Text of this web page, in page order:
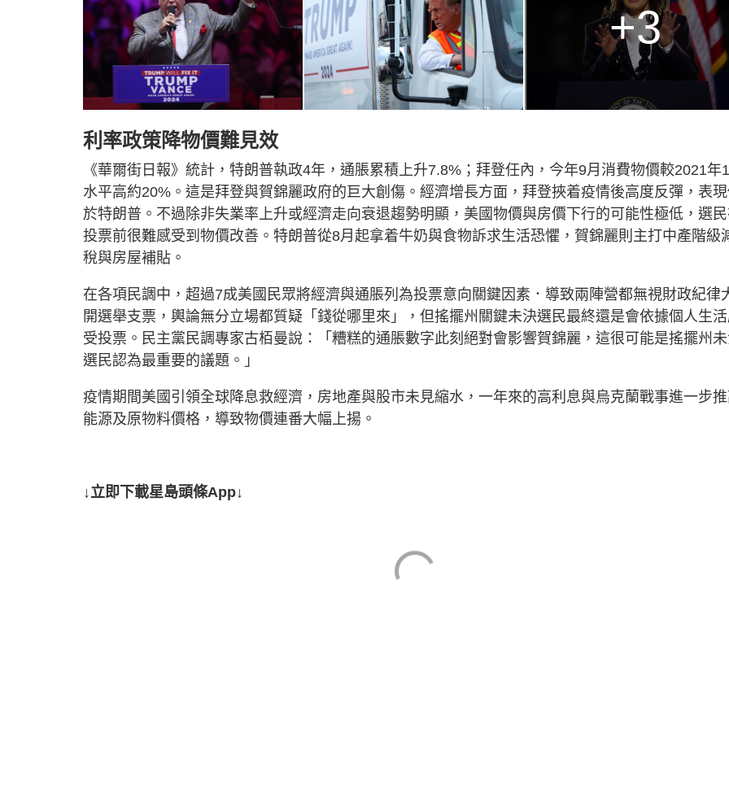
+3
利率政策降物價難見效
《華爾街日報》統計，特朗普執政4年，通脹累積上升7.8%；拜登任內，今年9月消費物價較2021年
水平高約20%。這是拜登與賀錦麗政府的巨大創傷。經濟增長方面，拜登挾着疫情後高度反彈，表
於特朗普。不過除非失業率上升或經濟走向衰退趨勢明顯，美國物價與房價下行的可能性極低，選
投票前很難感受到物價改善。特朗普從8月起拿着牛奶與食物訴求生活恐懼，賀錦麗則主打中產階級
稅與房屋補貼。
在各項民調中，超過7成美國民眾將經濟與通脹列為投票意向關鍵因素．導致兩陣營都無視財政紀律
開選舉支票，輿論無分立場都質疑「錢從哪里來」，但搖擺州關鍵未決選民最終還是會依據個人生
受投票。民主黨民調專家古栢曼說：「糟糕的通脹數字此刻絕對會影響賀錦麗，這很可能是搖擺州
選民認為最重要的議題。」
疫情期間美國引領全球降息救經濟，房地產與股市未見縮水，一年來的高利息與烏克蘭戰事進一步
能源及原物料價格，導致物價連番大幅上揚。
↓立即下載星島頭條App↓